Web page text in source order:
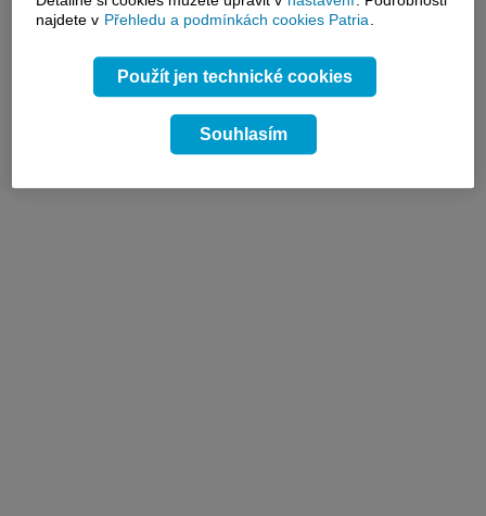
najdete v Přehledu a podmínkách cookies Patria.
Použít jen technické cookies
Souhlasím